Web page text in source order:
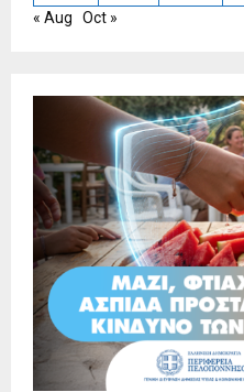
« Aug
Oct »